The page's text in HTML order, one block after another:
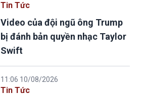
Tin Tức
Video của đội ngũ ông Trump
bị đánh bản quyền nhạc Taylor
Swift
11:06 10/08/2026
Tin Tức